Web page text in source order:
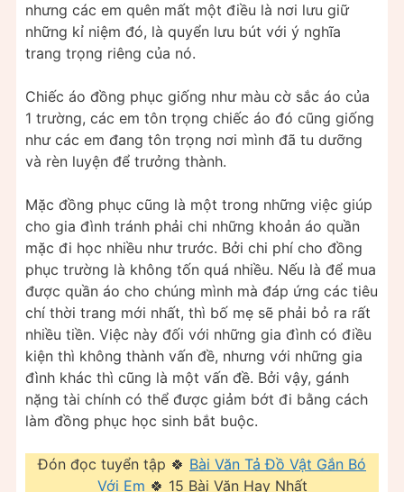
nhưng các em quên mất một điều là nơi lưu giữ
những kỉ niệm đó, là quyển lưu bút với ý nghĩa
trang trọng riêng của nó.
Chiếc áo đồng phục giống như màu cờ sắc áo của
1 trường, các em tôn trọng chiếc áo đó cũng giống
như các em đang tôn trọng nơi mình đã tu dưỡng
và rèn luyện để trưởng thành.
Mặc đồng phục cũng là một trong những việc giúp
cho gia đình tránh phải chi những khoản áo quần
mặc đi học nhiều như trước. Bởi chi phí cho đồng
phục trường là không tốn quá nhiều. Nếu là để mua
được quần áo cho chúng mình mà đáp ứng các tiêu
chí thời trang mới nhất, thì bố mẹ sẽ phải bỏ ra rất
nhiều tiền. Việc này đối với những gia đình có điều
kiện thì không thành vấn đề, nhưng với những gia
đình khác thì cũng là một vấn đề. Bởi vậy, gánh
nặng tài chính có thể được giảm bớt đi bằng cách
làm đồng phục học sinh bắt buộc.
Đón đọc tuyển tập 🍀 Bài Văn Tả Đồ Vật Gắn Bó
Với Em 🍀 15 Bài Văn Hay Nhất